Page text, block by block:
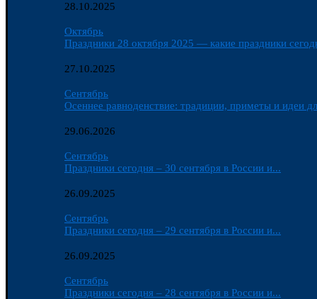
28.10.2025
Октябрь
Праздники 28 октября 2025 — какие праздники
27.10.2025
Сентябрь
Осеннее равноденствие: традиции, приметы и идеи
29.06.2026
Сентябрь
Праздники сегодня – 30 сентября в России и...
26.09.2025
Сентябрь
Праздники сегодня – 29 сентября в России и...
26.09.2025
Сентябрь
Праздники сегодня – 28 сентября в России и...